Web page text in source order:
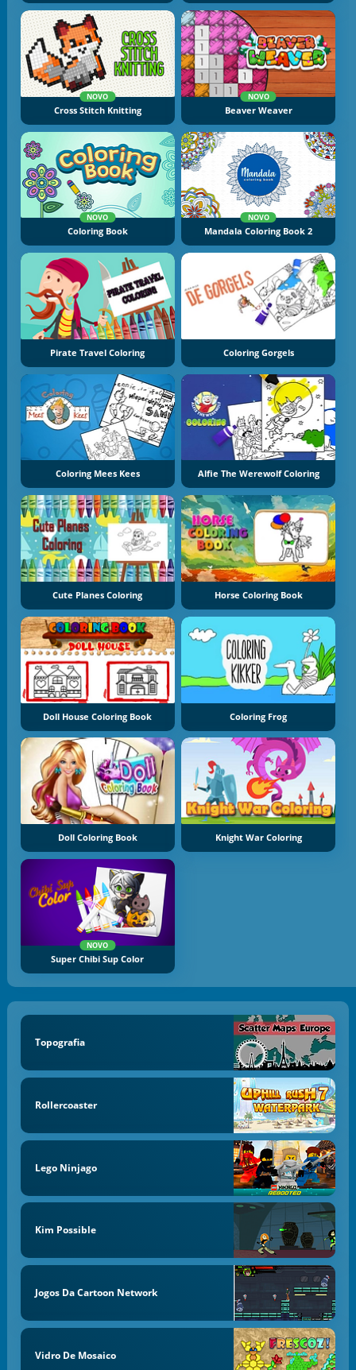
NOVO
Cross Stitch Knitting
NOVO
Beaver Weaver
NOVO
Coloring Book
NOVO
Mandala Coloring Book 2
Pirate Travel Coloring Coloring Gorgels
Coloring Mees Kees Alfie The Werewolf Coloring
Cute Planes Coloring Horse Coloring Book
Doll House Coloring Book Coloring Frog
Doll Coloring Book Knight War Coloring
NOVO
Super Chibi Sup Color
Topografia
Rollercoaster
Lego Ninjago
Kim Possible
Jogos Da Cartoon Network
Vidro De Mosaico